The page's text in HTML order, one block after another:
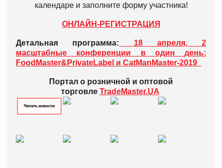
календаре и заполните форму участника!
ОНЛАЙН-РЕГИСТРАЦИЯ
Детальная программа: 18 апреля, 2
масштабные конференции в один день:
FoodMaster&PrivateLabel и CatManMaster-2019
Портал о розничной и оптовой
торговле TradeMaster.UA